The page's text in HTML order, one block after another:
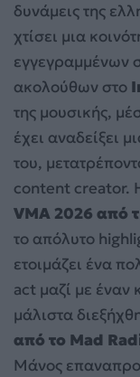
δυνάμεις της
χτίσει μια
εγγεγραμμένων
ακολούθων στο
της μουσικής,
έχει αναδείξει
του,
content creator.
VMA 2026 από
το απόλυτο
ετοιμάζει ένα
act μαζί με έναν
μάλιστα
από το Mad
Μάνος